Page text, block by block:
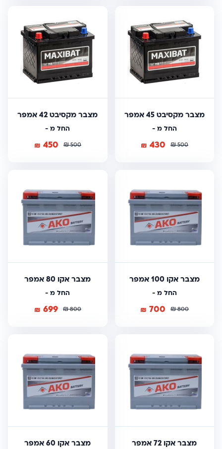
מצבר מקסיבט 45 אמפר
החל מ -
500
₪
430
₪
מצבר מקסיבט 42 אמפר
החל מ -
500
₪
450
₪
מצבר אקו 100 אמפר
החל מ -
800
₪
700
₪
מצבר אקו 80 אמפר
החל מ -
800
₪
699
₪
מצבר אקו 72 אמפר מצבר אקו 60 אמפר